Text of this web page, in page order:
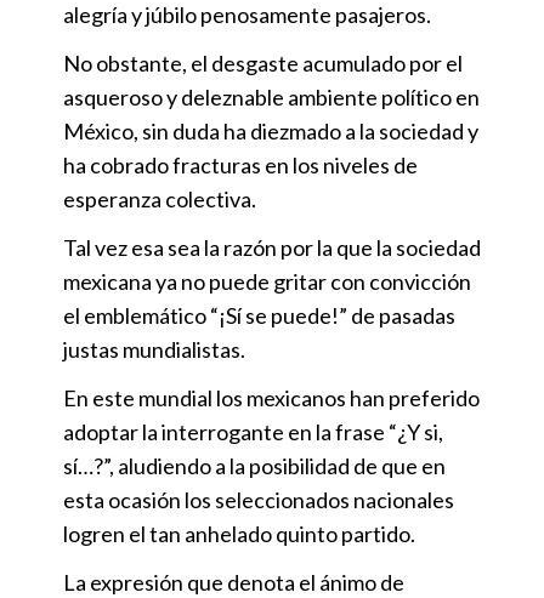
alegría y júbilo penosamente pasajeros.
No obstante, el desgaste acumulado por el
asqueroso y deleznable ambiente político en
México, sin duda ha diezmado a la sociedad y
ha cobrado fracturas en los niveles de
esperanza colectiva.
Tal vez esa sea la razón por la que la sociedad
mexicana ya no puede gritar con convicción
el emblemático “¡Sí se puede!” de pasadas
justas mundialistas.
En este mundial los mexicanos han preferido
adoptar la interrogante en la frase “¿Y si,
sí…?”, aludiendo a la posibilidad de que en
esta ocasión los seleccionados nacionales
logren el tan anhelado quinto partido.
La expresión que denota el ánimo de